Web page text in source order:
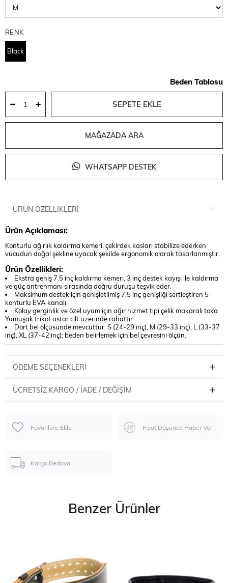
RENK
Black
Beden Tablosu
MAĞAZADA ARA
WHATSAPP DESTEK
ÜRÜN ÖZELLIKLERI
Ürün Açıklaması:
Konturlu ağırlık kaldırma kemeri, çekirdek kasları stabilize ederken
vücudun doğal şekline uyacak şekilde ergonomik olarak tasarlanmıştır.
Ürün Özellikleri:
Ekstra geniş 7.5 inç kaldırma kemeri, 3 inç destek kayışı ile kaldırma
ve güç antrenmanı sırasında doğru duruşu teşvik eder.
Maksimum destek için genişletilmiş 7.5 inç genişliği sertleştiren 5
konturlu EVA kanalı.
Kolay gerginlik ve özel uyum için ağır hizmet tipi çelik makaralı toka.
Yumuşak trikot astar cilt üzerinde rahattır.
Dört bel ölçüsünde mevcuttur: S (24-29 inç), M (29-33 inç), L (33-37
inç), XL (37-42 inç); beden belirlemek için bel çevresini ölçün.
ÖDEME SEÇENEKLERI
ÜCRETSIZ KARGO / İADE / DEĞIŞIM
Favorilere Ekle Fiyat Düşünce Haber Ver
Kargo Bedava
Benzer Ürünler